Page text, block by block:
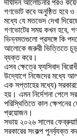
দীর্ঘদিন আলোচনার পরও
গণভোট কবে অনুষ্ঠিত হবে
মধ্যে যে মতভেদ দেখা
গণভোটের সময় কখন হবে,
ভিন্নমতগুলো প্রসঙ্গে কি
আলোকে জরুরী ভিত্তিতে
ব্যক্ত করে।
এসব ক্ষেত্রে ফ্যসিবাদ
উদ্যোগে নিজেদের মধ্যে
এক সপ্তাহের মধ্যে)
হয়। এমন নির্দেশনা পেলে
পরিস্থিতিতে কাল ক্ষেপনের
প্রয়োজন।
সভায় ২০২৬ সালের
সরকারের সংকল্প পুনর্ব্যক্ত